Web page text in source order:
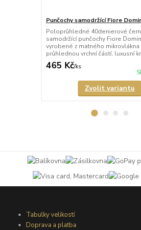
Punčochy samodržící Fiore
Poloprůhledné 40denierové
samodržící punčochy Fiore
vyrobené z matného mikrovlákna
průhlednou vrchní částí, luxusní
465 Kč/ks
Zvolit variantu
Tabulky velikostí
Doprava a platba